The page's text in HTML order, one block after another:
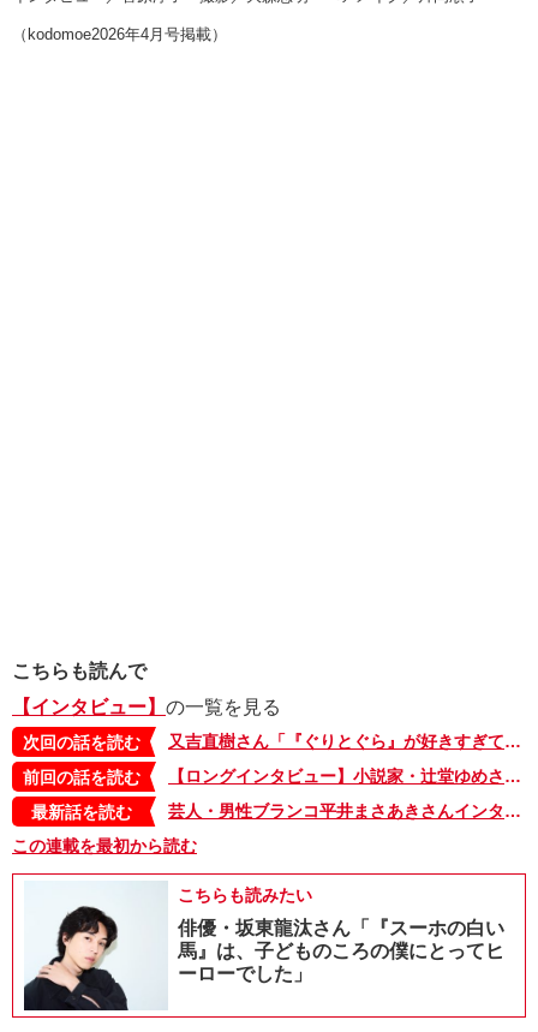
（kodomoe2026年4月号掲載）
こちらも読んで
【インタビュー】 の一覧を見る
次回の話を読む
又吉直樹さん「『ぐりとぐら』が好きすぎて、コントにしたことがあります」
前回の話を読む
【ロングインタビュー】小説家・辻堂ゆめさん。自分の機嫌をぶつけない、都合を子どもに押しつけない、母のスタンスが子育ての指針・前編
最新話を読む
芸人・男性ブランコ平井まさあきさんインタビュー「『そのままやってたら順番が回ってくるやろ』芸人仲間の何気ない一言に救われてきたから、頑張れる」
この連載を最初から読む
こちらも読みたい
俳優・坂東龍汰さん「『スーホの白い
馬』は、子どものころの僕にとってヒ
ーローでした」